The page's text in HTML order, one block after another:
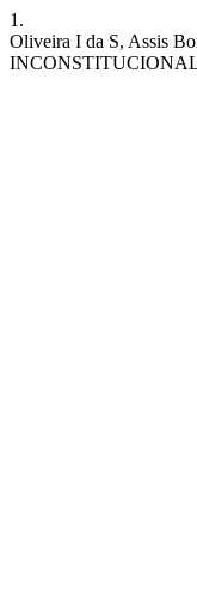
1.
Oliveira I da S, Assis
INCONSTITUCIONAL.